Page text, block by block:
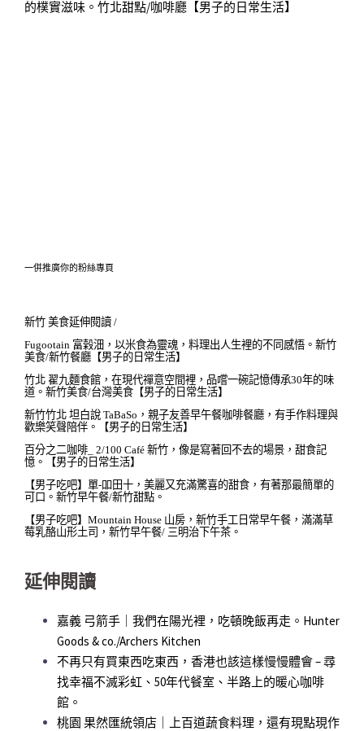
一併推廣你的粉絲專頁
新竹 美食延伸閱讀 /
Fugootain 富榖沺，以米食為靈魂，料理出人生裡的不同感悟。新竹
美食/新竹餐廳【男子的日常生活】
竹北 翟九麵食館，在現代禪意空間裡，品嚐一碗記憶傳承30年的味
道。新竹美食/台灣美食【男子的日常生活】
新竹竹北 坦白說 TaBaSo，親子友善早午餐咖啡餐廳，有手作料理與
歡樂笑聲陪伴。【男子的日常生活】
百分之二咖啡_ 2/100 Café 新竹，像是寫著回不去的場景，甜食記
憶。【男子的日常生活】
【男子吃吧】單-吅田十，美麗又充滿驚喜的甜食，有著那最簡單的
可口。新竹早午餐/新竹甜點。
【男子吃吧】Mountain House 山房，新竹手工日常早午餐，滿滿草
莓乳酪山形土司，新竹早午餐/ 三明治下午茶。
延伸閱讀
嘉義 弓箭手｜我們在陽光裡，吃頓晚飯再走。Hunter
Goods & co./Archers Kitchen
不再只有買東西吃東西，香港也該這樣慢慢體會 – 尋
找幸福不滅彩虹、50年代餐室、半路上的暖心咖啡
館。
桃園 果然匯統領店｜上百道蔬食料理，還有現點現作